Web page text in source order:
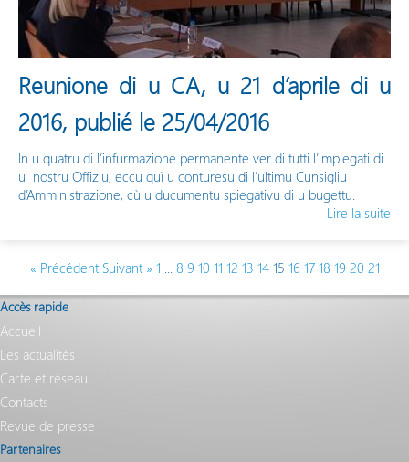
Reunione di u CA, u 21 d’aprile di u
2016, publié le 25/04/2016
In u quatru di l’infurmazione permanente ver di tutti l’impiegati di
u nostru Offiziu, eccu quì u conturesu di l’ultimu Cunsigliu
d’Amministrazione, cù u ducumentu spiegativu di u bugettu.
Lire la suite
« Précédent Suivant » 1 8 9 10 11 12 13 14 15 16 17 18 19 20 21
Accès rapide
Accueil
Les actualités
Carte et réseau
Contacts
Revue de presse
Partenaires